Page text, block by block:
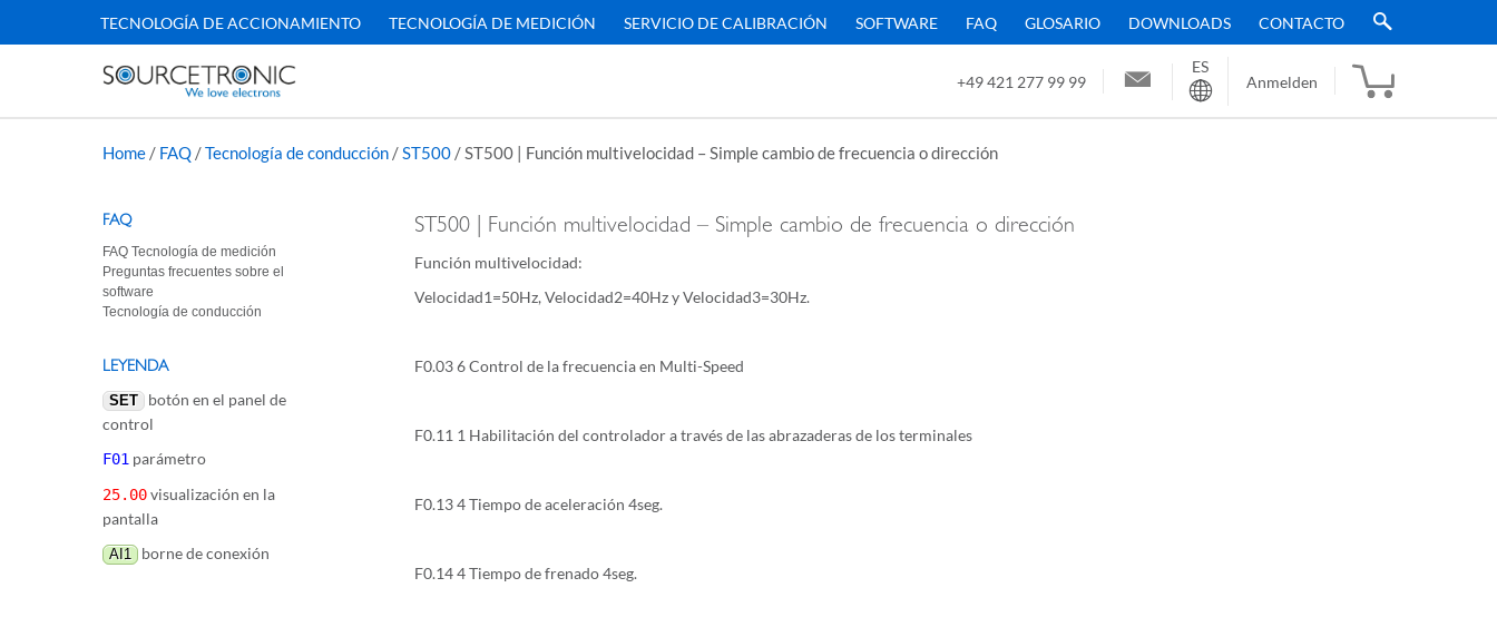
TECNOLOGÍA DE ACCIONAMIENTO TECNOLOGÍA DE MEDICIÓN SERVICIO DE CALIBRACIÓN SOFTWARE FAQ GLOSARIO DOWNLOADS CONTACTO
+49 421 277 99 99
ES
Anmelden
Home / FAQ /Tecnología de conducción /ST500 /ST500 | Función multivelocidad – Simple cambio de frecuencia o dirección
ST500 | Función multivelocidad – Simple cambio de frecuencia o dirección
Función multivelocidad:
Velocidad1=50Hz, Velocidad2=40Hz y Velocidad3=30Hz.
F0.03 6 Control de la frecuencia en Multi-Speed
F0.11 1 Habilitación del controlador a través de las abrazaderas de los terminales
F0.13 4 Tiempo de aceleración 4seg.
F0.14 4 Tiempo de frenado 4seg.
FAQ
FAQ Tecnología de medición
Preguntas frecuentes sobre el
software
Tecnología de conducción
LEYENDA
SET
botón en el panel de
control
F01 parámetro
25.00visualización en la
pantalla
AI1 borne de conexión